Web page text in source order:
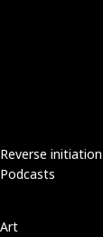
Reverse initiation
Podcasts
Art